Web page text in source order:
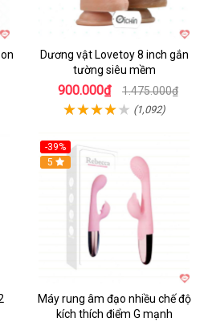
Dương vật Lovetoy 8 inch gắn
tường siêu mềm
900.000₫ 1.475.000₫
(1,092)
-39%
Hot
5
Máy rung âm đạo nhiều chế độ
kích thích điểm G mạnh